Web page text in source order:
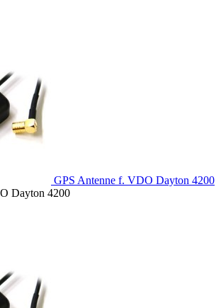
GPS Antenne f. VDO Dayton 4200
Dayton 4200